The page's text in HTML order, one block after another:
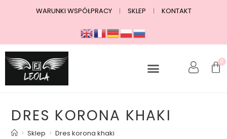
WARUNKI WSPÓŁPRACY SKLEP KONTAKT
0
DRES KORONA KHAKI
> Sklep > Dres korona khaki